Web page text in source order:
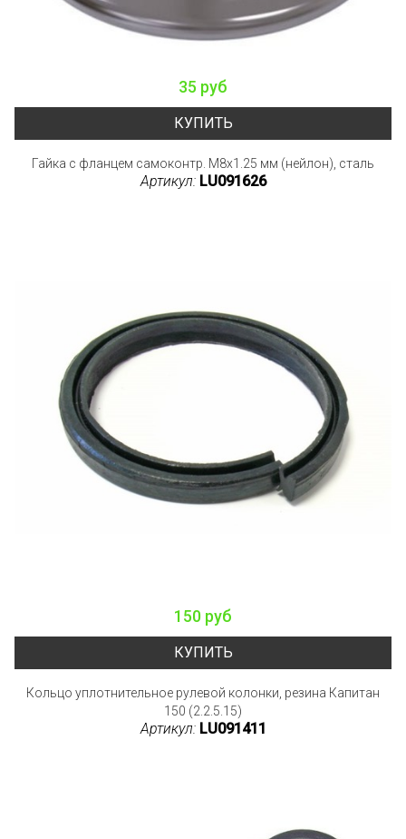
35 руб
КУПИТЬ
Гайка с фланцем самоконтр. M8x1.25 мм (нейлон), сталь
Артикул: LU091626
150 руб
КУПИТЬ
Кольцо уплотнительное рулевой колонки, резина Капитан
150 (2.2.5.15)
Артикул: LU091411